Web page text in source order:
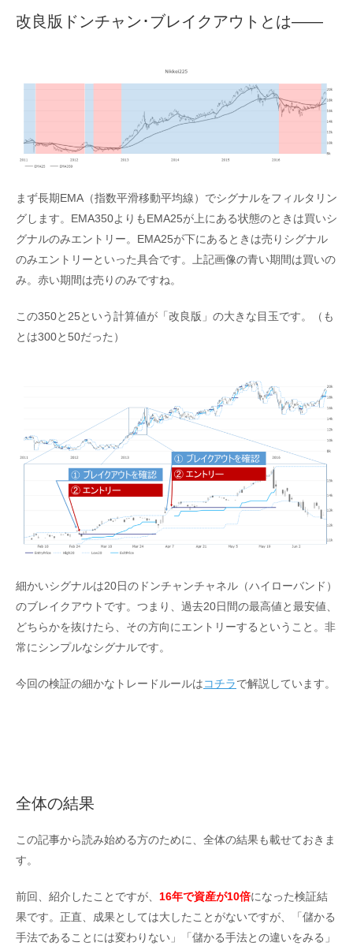
改良版ドンチャン･ブレイクアウトとは――
まず長期EMA（指数平滑移動平均線）でシグナルをフィルタリン
グします。EMA350よりもEMA25が上にある状態のときは買いシ
グナルのみエントリー。EMA25が下にあるときは売りシグナル
のみエントリーといった具合です。上記画像の青い期間は買いの
み。赤い期間は売りのみですね。
この350と25という計算値が「改良版」の大きな目玉です。（も
とは300と50だった）
細かいシグナルは20日のドンチャンチャネル（ハイローバンド）
のブレイクアウトです。つまり、過去20日間の最高値と最安値、
どちらかを抜けたら、その方向にエントリーするということ。非
常にシンプルなシグナルです。
今回の検証の細かなトレードルールはコチラで解説しています。
全体の結果
この記事から読み始める方のために、全体の結果も載せておきま
す。
前回、紹介したことですが、 16年で資産が10倍になった検証結
果です。正直、成果としては大したことがないですが、「儲かる
手法であることには変わりない」「儲かる手法との違いをみる」